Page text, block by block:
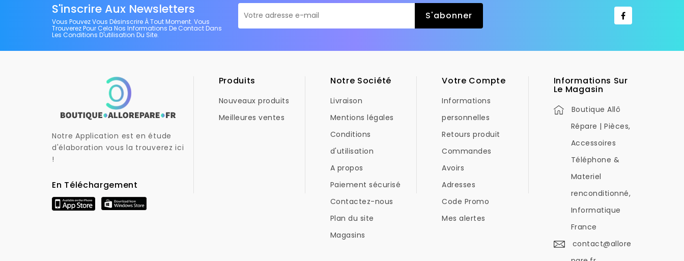
S'inscrire Aux Newsletters
Vous Pouvez Vous Désinscrire À Tout Moment. Vous
Trouverez Pour Cela Nos Informations De Contact Dans
Les Conditions D'utilisation Du Site.
Notre Application est en étude
d'élaboration vous la trouverez ici
!
En Téléchargement
Produits
Nouveaux produits
Meilleures ventes
Notre Société
Livraison
Mentions légales
Conditions
d'utilisation
A propos
Paiement sécurisé
Contactez-nous
Plan du site
Magasins
Votre Compte
Informations
personnelles
Retours produit
Commandes
Avoirs
Adresses
Code Promo
Mes alertes
Informations Sur
Le Magasin
Boutique Allô
Répare | Pièces,
Accessoires
Téléphone &
Materiel
renconditionné,
Informatique
France
contact@allore